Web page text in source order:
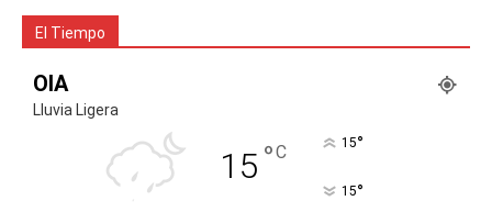
El Tiempo
OIA
Lluvia Ligera
15 °C 15°
15°